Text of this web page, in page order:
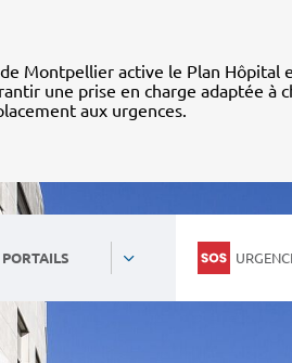
de Montpellier active le Plan Hôpital
une prise en charge adaptée à
aux urgences.